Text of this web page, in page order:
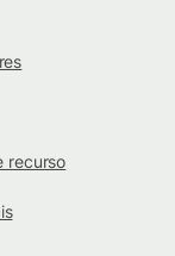
recurso